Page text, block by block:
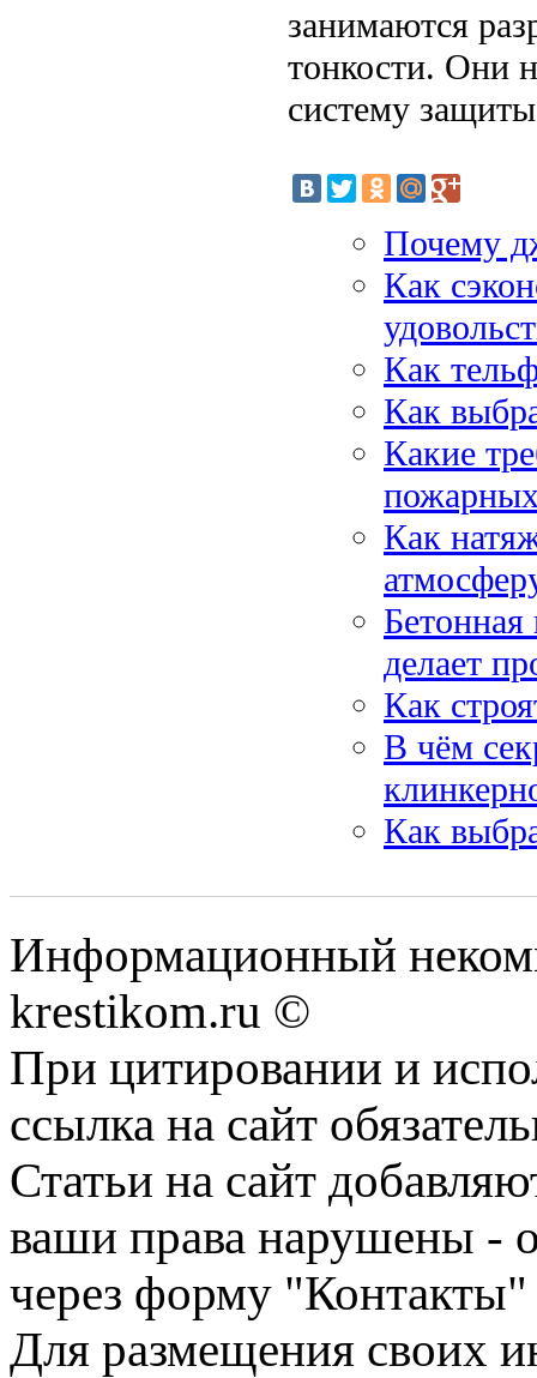
занимаются
тонкости. Они
систему
Почему
Как
Как
Как
Какие
Как
делает
Как
В чём
Как
Информационный
krestikom.ru ©
При цитировании и
ссылка на сайт
Статьи на сайт
ваши права нарушены -
через форму "Контакты"
Для размещения своих